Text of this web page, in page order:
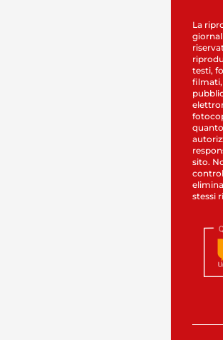
La
testi,
filmati,
sito.
stessi